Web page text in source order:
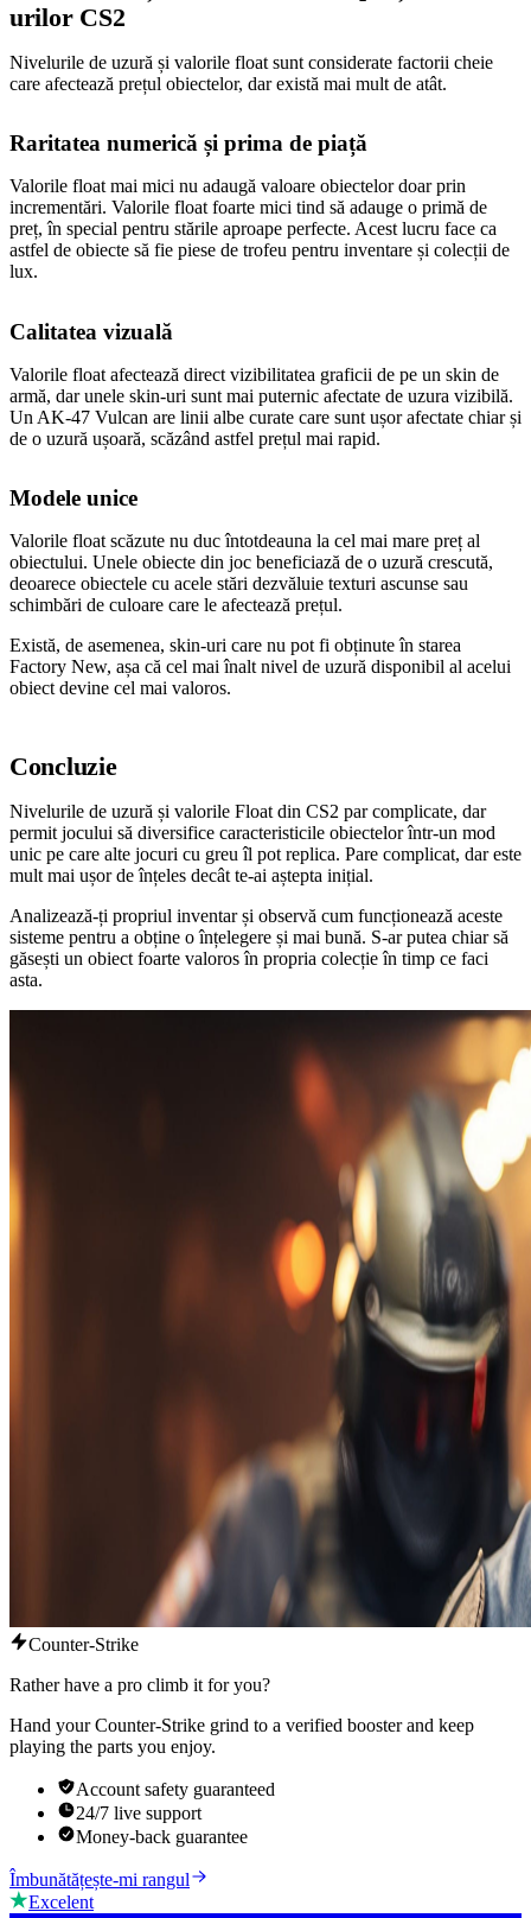
urilor CS2
Nivelurile de uzură și valorile float sunt considerate factorii cheie
care afectează prețul obiectelor, dar există mai mult de atât.
Raritatea numerică și prima de piață
Valorile float mai mici nu adaugă valoare obiectelor doar prin
incrementări. Valorile float foarte mici tind să adauge o primă de
preț, în special pentru stările aproape perfecte. Acest lucru face ca
astfel de obiecte să fie piese de trofeu pentru inventare și colecții de
lux.
Calitatea vizuală
Valorile float afectează direct vizibilitatea graficii de pe un skin de
armă, dar unele skin-uri sunt mai puternic afectate de uzura vizibilă.
Un AK-47 Vulcan are linii albe curate care sunt ușor afectate chiar și
de o uzură ușoară, scăzând astfel prețul mai rapid.
Modele unice
Valorile float scăzute nu duc întotdeauna la cel mai mare preț al
obiectului. Unele obiecte din joc beneficiază de o uzură crescută,
deoarece obiectele cu acele stări dezvăluie texturi ascunse sau
schimbări de culoare care le afectează prețul.
Există, de asemenea, skin-uri care nu pot fi obținute în starea
Factory New, așa că cel mai înalt nivel de uzură disponibil al acelui
obiect devine cel mai valoros.
Concluzie
Nivelurile de uzură și valorile Float din CS2 par complicate, dar
permit jocului să diversifice caracteristicile obiectelor într-un mod
unic pe care alte jocuri cu greu îl pot replica. Pare complicat, dar este
mult mai ușor de înțeles decât te-ai aștepta inițial.
Analizează-ți propriul inventar și observă cum funcționează aceste
sisteme pentru a obține o înțelegere și mai bună. S-ar putea chiar să
găsești un obiect foarte valoros în propria colecție în timp ce faci
asta.
Counter-Strike
Rather have a pro climb it for you?
Hand your Counter-Strike grind to a verified booster and keep
playing the parts you enjoy.
Account safety guaranteed
24/7 live support
Money-back guarantee
Îmbunătățește-mi rangul
Excelent